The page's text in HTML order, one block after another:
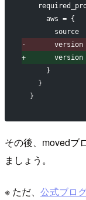
     aws = {
source
-
version
+
version
     }
   }
}
その後、movedブ
ましょう。
※ ただ、 公式ブロ